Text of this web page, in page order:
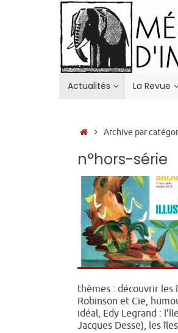
Actualités La Revue
Accueil
Archive par
n°hors-série
thèmes : découvrir les
Robinson et Cie,
idéal, Edy Legrand :
Jacques Desse), les